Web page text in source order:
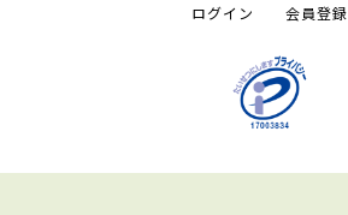
ログイン 会員登録